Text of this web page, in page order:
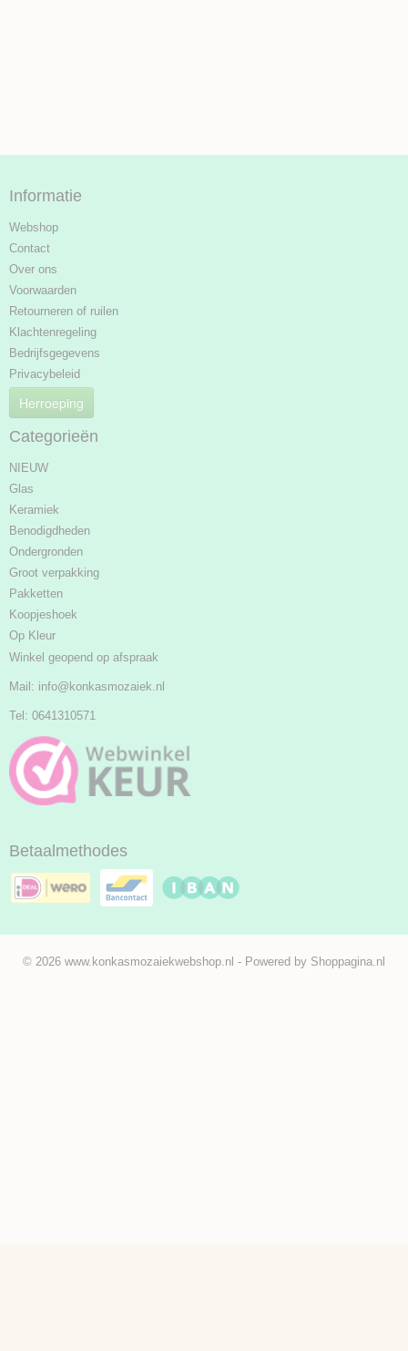
Informatie
Webshop
Contact
Over ons
Voorwaarden
Retourneren of ruilen
Klachtenregeling
Bedrijfsgegevens
Privacybeleid
Herroeping
Categorieën
NIEUW
Glas
Keramiek
Benodigdheden
Ondergronden
Groot verpakking
Pakketten
Koopjeshoek
Op Kleur
Winkel geopend op afspraak
Mail: info@konkasmozaiek.nl
Tel: 0641310571
Betaalmethodes
© 2026 www.konkasmozaiekwebshop.nl - Powered by Shoppagina.nl